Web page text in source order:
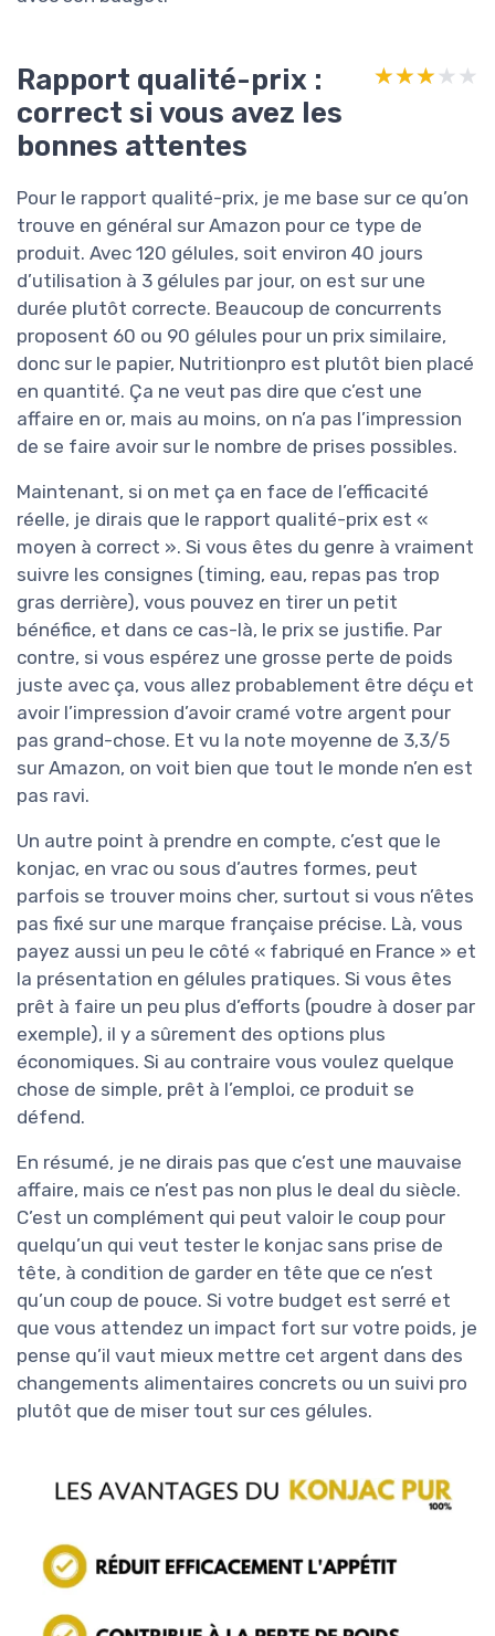
Rapport qualité-prix :
correct si vous avez les
bonnes attentes
★★★★★
★★★★★
Pour le rapport qualité-prix, je me base sur ce qu’on
trouve en général sur Amazon pour ce type de
produit. Avec 120 gélules, soit environ 40 jours
d’utilisation à 3 gélules par jour, on est sur une
durée plutôt correcte. Beaucoup de concurrents
proposent 60 ou 90 gélules pour un prix similaire,
donc sur le papier, Nutritionpro est plutôt bien placé
en quantité. Ça ne veut pas dire que c’est une
affaire en or, mais au moins, on n’a pas l’impression
de se faire avoir sur le nombre de prises possibles.
Maintenant, si on met ça en face de l’efficacité
réelle, je dirais que le rapport qualité-prix est «
moyen à correct ». Si vous êtes du genre à vraiment
suivre les consignes (timing, eau, repas pas trop
gras derrière), vous pouvez en tirer un petit
bénéfice, et dans ce cas-là, le prix se justifie. Par
contre, si vous espérez une grosse perte de poids
juste avec ça, vous allez probablement être déçu et
avoir l’impression d’avoir cramé votre argent pour
pas grand-chose. Et vu la note moyenne de 3,3/5
sur Amazon, on voit bien que tout le monde n’en est
pas ravi.
Un autre point à prendre en compte, c’est que le
konjac, en vrac ou sous d’autres formes, peut
parfois se trouver moins cher, surtout si vous n’êtes
pas fixé sur une marque française précise. Là, vous
payez aussi un peu le côté « fabriqué en France » et
la présentation en gélules pratiques. Si vous êtes
prêt à faire un peu plus d’efforts (poudre à doser par
exemple), il y a sûrement des options plus
économiques. Si au contraire vous voulez quelque
chose de simple, prêt à l’emploi, ce produit se
défend.
En résumé, je ne dirais pas que c’est une mauvaise
affaire, mais ce n’est pas non plus le deal du siècle.
C’est un complément qui peut valoir le coup pour
quelqu’un qui veut tester le konjac sans prise de
tête, à condition de garder en tête que ce n’est
qu’un coup de pouce. Si votre budget est serré et
que vous attendez un impact fort sur votre poids, je
pense qu’il vaut mieux mettre cet argent dans des
changements alimentaires concrets ou un suivi pro
plutôt que de miser tout sur ces gélules.